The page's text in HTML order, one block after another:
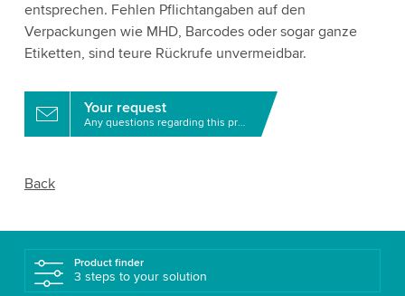
entsprechen. Fehlen Pflichtangaben auf den
Verpackungen wie MHD, Barcodes oder sogar ganze
Etiketten, sind teure Rückrufe unvermeidbar.
Your request
Any questions regarding this product?
Back
Product finder
3 steps to your solution